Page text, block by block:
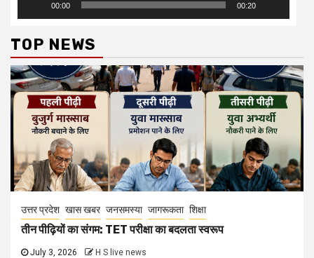
00:00 00:20
TOP NEWS
उत्तर प्रदेश खास खबर जनसमस्या जागरूकता शिक्षा
तीन पीढ़ियों का संगम: TET परीक्षा का बदलता स्वरूप
July 3, 2026 H S live news